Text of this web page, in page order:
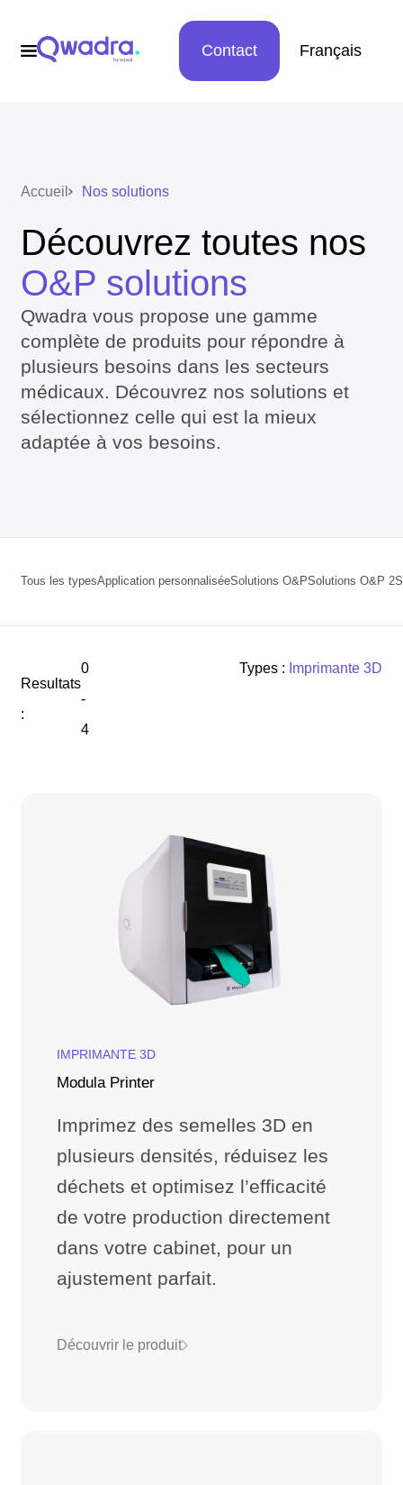
Contact Français
Accueil Nos solutions
Découvrez toutes nos
O&P solutions
Qwadra vous propose une gamme
complète de produits pour répondre à
plusieurs besoins dans les secteurs
médicaux. Découvrez nos solutions et
sélectionnez celle qui est la mieux
adaptée à vos besoins.
Tous les typesApplication personnaliséeSolutions O&PSolutions O&P 2
Resultats
:
0
-
4
Types : Imprimante 3D
IMPRIMANTE 3D
Modula Printer
Imprimez des semelles 3D en
plusieurs densités, réduisez les
déchets et optimisez l’efficacité
de votre production directement
dans votre cabinet, pour un
ajustement parfait.
Découvrir le produit